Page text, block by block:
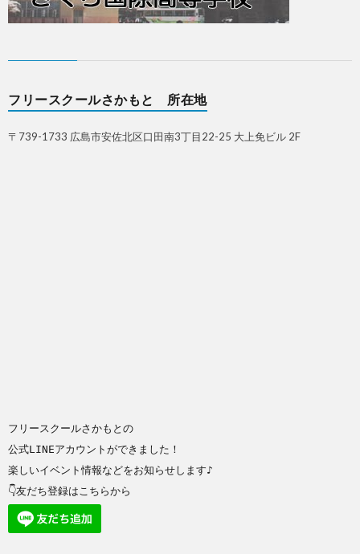
フリースクールさかもと 所在地
〒739-1733 広島市安佐北区口田南3丁目22-25 大上免ビル 2F
フリースクールさかもとの
公式LINEアカウントができました！
楽しいイベント情報などをお知らせします♪
👇友だち登録はこちらから